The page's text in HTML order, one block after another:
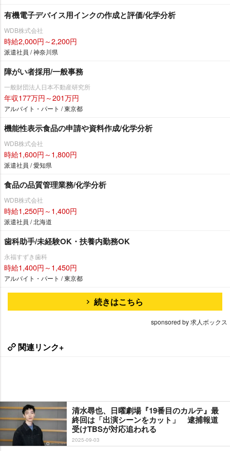
有機電子デバイス用インクの作成と評価/化学分析
WDB株式会社
時給2,000円～2,200円
派遣社員 / 神奈川県
障がい者採用/一般事務
一般財団法人日本不動産研究所
年収177万円～201万円
アルバイト・パート / 東京都
機能性表示食品の申請や資料作成/化学分析
WDB株式会社
時給1,600円～1,800円
派遣社員 / 愛知県
食品の品質管理業務/化学分析
WDB株式会社
時給1,250円～1,400円
派遣社員 / 北海道
歯科助手/未経験OK・扶養内勤務OK
永福すずき歯科
時給1,400円～1,450円
アルバイト・パート / 東京都
続きはこちら
sponsored by 求人ボックス
関連リンク+
清水尋也、日曜劇場『19番目のカルテ』最
終回は「出演シーンをカット」 逮捕報道
受けTBSが対応追われる
2025-09-03